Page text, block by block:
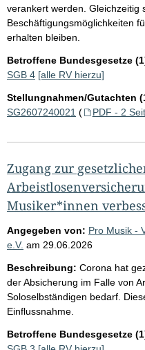
verankert werden. Gleichzeitig
Beschäftigungsmöglichkeiten
erhalten bleiben.
Betroffene Bundesgesetze
SGB 4 [alle RV hierzu]
Stellungnahmen/Gutachten
SG2607240021 ( PDF - 2
Zugang zur
Musiker*innen
Angegeben von: Pro Musik -
e.V. am 29.06.2026
Beschreibung: Corona hat
der Absicherung im Falle von
Soloselbständigen bedarf.
Einflussnahme.
Betroffene Bundesgesetze